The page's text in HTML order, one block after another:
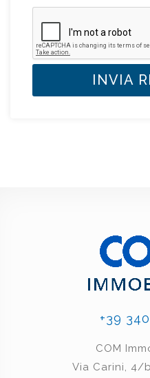
INVIA
+39
COM
Via Carini, 4/